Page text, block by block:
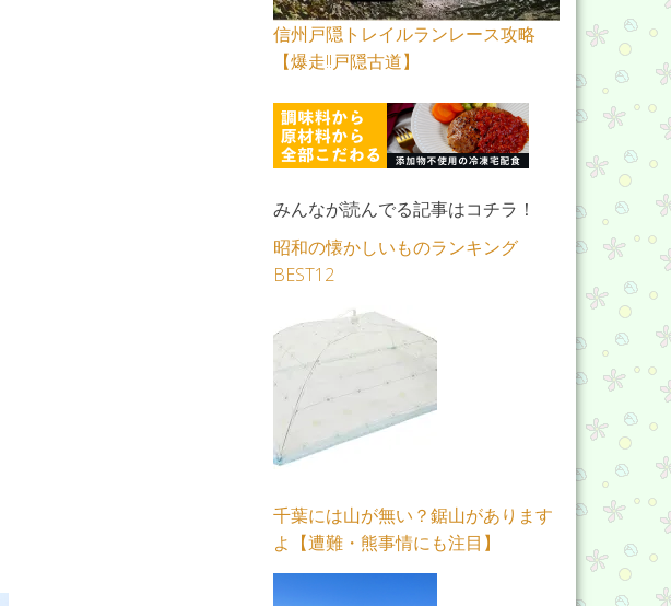
信州戸隠トレイルランレース攻略
【爆走!!戸隠古道】
みんなが読んでる記事はコチラ！
昭和の懐かしいものランキング
BEST12
千葉には山が無い？鋸山があります
よ【遭難・熊事情にも注目】